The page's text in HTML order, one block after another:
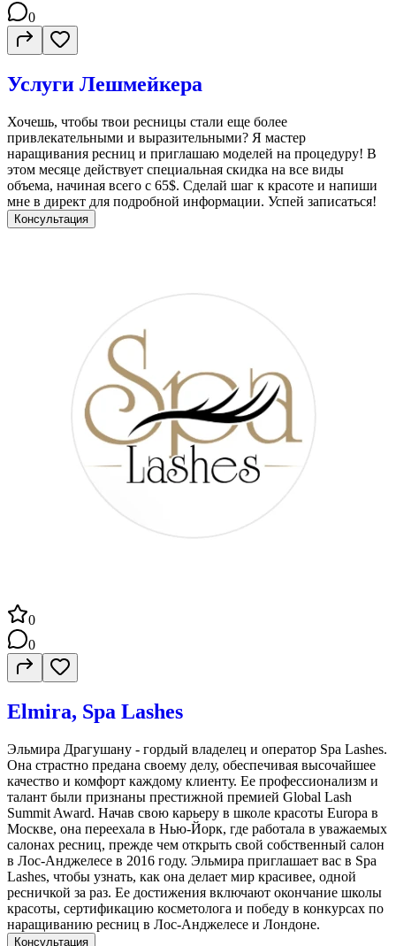
0
Услуги Лешмейкера
Хочешь, чтобы твои ресницы стали еще более
привлекательными и выразительными? Я мастер
наращивания ресниц и приглашаю моделей на процедуру! В
этом месяце действует специальная скидка на все виды
объема, начиная всего с 65$. Сделай шаг к красоте и напиши
мне в директ для подробной информации. Успей записаться!
Консультация
0
0
Elmira, Spa Lashes
Эльмира Драгушану - гордый владелец и оператор Spa Lashes.
Она страстно предана своему делу, обеспечивая высочайшее
качество и комфорт каждому клиенту. Ее профессионализм и
талант были признаны престижной премией Global Lash
Summit Award. Начав свою карьеру в школе красоты Europa в
Москве, она переехала в Нью-Йорк, где работала в уважаемых
салонах ресниц, прежде чем открыть свой собственный салон
в Лос-Анджелесе в 2016 году. Эльмира приглашает вас в Spa
Lashes, чтобы узнать, как она делает мир красивее, одной
ресничкой за раз. Ее достижения включают окончание школы
красоты, сертификацию косметолога и победу в конкурсах по
наращиванию ресниц в Лос-Анджелесе и Лондоне.
Консультация